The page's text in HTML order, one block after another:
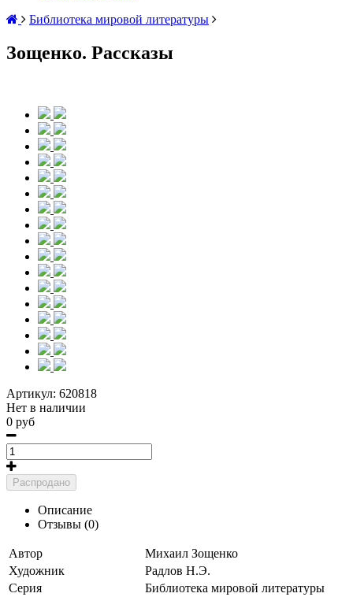
Библиотека мировой литературы
Зощенко. Рассказы
Артикул: 620818
Нет в наличии
0 руб
Распродано
Описание
Отзывы (0)
Автор
Михаил Зощенко
Художник
Радлов Н.Э.
Серия
Библиотека мировой литературы